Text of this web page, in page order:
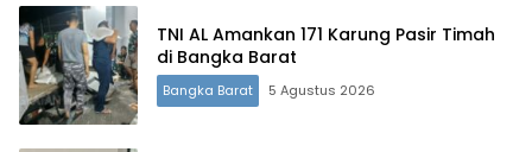
TNI AL Amankan 171 Karung Pasir Timah
di Bangka Barat
Bangka Barat 5 Agustus 2026